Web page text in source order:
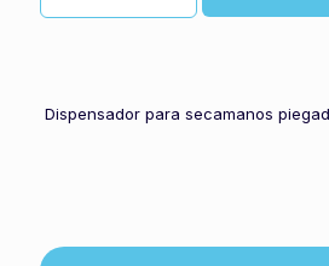
abs
Dispensador para secamanos